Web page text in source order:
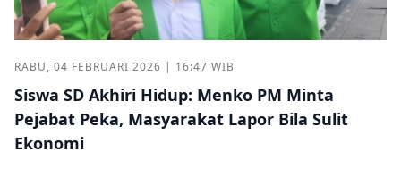
RABU, 04 FEBRUARI 2026 | 16:47 WIB
Siswa SD Akhiri Hidup: Menko PM Minta
Pejabat Peka, Masyarakat Lapor Bila Sulit
Ekonomi